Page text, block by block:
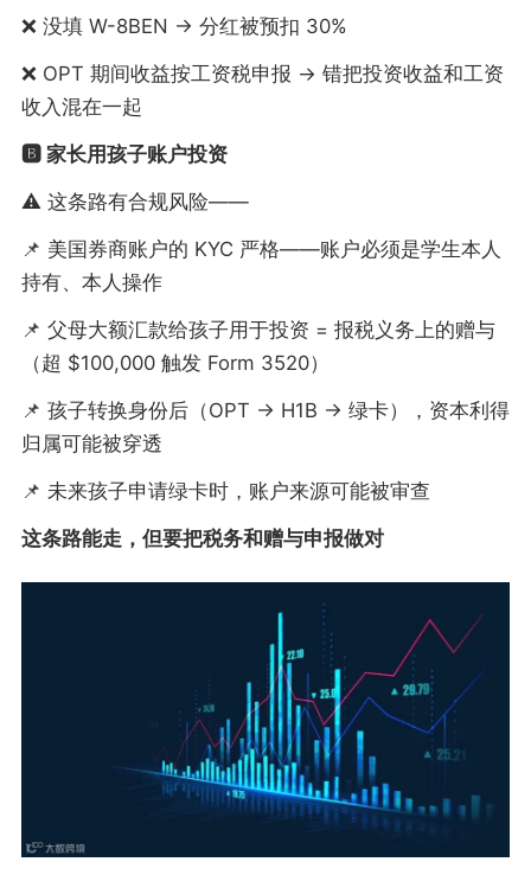
❌ 没填 W-8BEN → 分红被预扣 30%
❌ OPT 期间收益按工资税申报 → 错把投资收益和工资
收入混在一起
🅱️ 家长用孩子账户投资
⚠️ 这条路有合规风险——
📌 美国券商账户的 KYC 严格——账户必须是学生本人
持有、本人操作
📌 父母大额汇款给孩子用于投资 = 报税义务上的赠与
（超 $100,000 触发 Form 3520）
📌 孩子转换身份后（OPT → H1B → 绿卡），资本利得
归属可能被穿透
📌 未来孩子申请绿卡时，账户来源可能被审查
这条路能走，但要把税务和赠与申报做对